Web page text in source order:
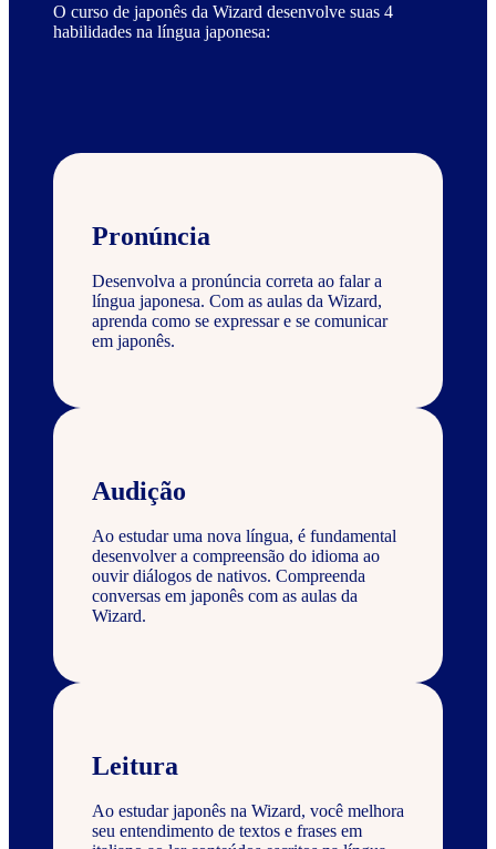
O curso de japonês da Wizard desenvolve suas 4
habilidades na língua japonesa:
Pronúncia
Desenvolva a pronúncia correta ao falar a
língua japonesa. Com as aulas da Wizard,
aprenda como se expressar e se comunicar
em japonês.
Audição
Ao estudar uma nova língua, é fundamental
desenvolver a compreensão do idioma ao
ouvir diálogos de nativos. Compreenda
conversas em japonês com as aulas da
Wizard.
Leitura
Ao estudar japonês na Wizard, você melhora
seu entendimento de textos e frases em